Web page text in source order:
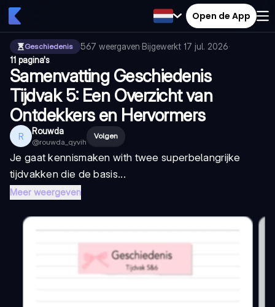
Open de App
Geschiedenis 567 weergaven·Bijgewerkt 17 jul. 2026·
11 pagina's
Samenvatting Geschiedenis
Tijdvak 5: Een Overzicht van
Ontdekkers en Hervormers
R Rouwda
@rouwda_qyvih
Volgen
Je gaat kennismaken with twee superbelangrijke
tijdvakken die de basis...
Meer weergeven